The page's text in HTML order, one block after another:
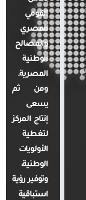
القومي
المصري
والمصالح
الوطنية
المصرية.
ومن ثم
يسعى
إنتاج المركز
لتغطية
الأولويات
الوطنية،
وتوفير رؤية
استباقية